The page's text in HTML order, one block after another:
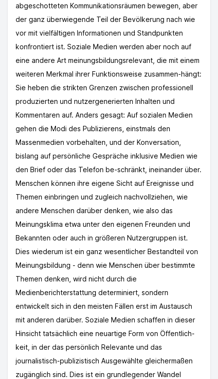
abgeschotteten Kommunikationsräumen bewegen, aber
der ganz überwiegende Teil der Bevölkerung nach wie
vor mit vielfältigen Informationen und Standpunkten
konfrontiert ist. Soziale Medien werden aber noch auf
eine andere Art meinungsbildungsrelevant, die mit einem
weiteren Merkmal ihrer Funktionsweise zusammen-hängt:
Sie heben die strikten Grenzen zwischen professionell
produzierten und nutzergenerierten Inhalten und
Kommentaren auf. Anders gesagt: Auf sozialen Medien
gehen die Modi des Publizierens, einstmals den
Massenmedien vorbehalten, und der Konversation,
bislang auf persönliche Gespräche inklusive Medien wie
den Brief oder das Telefon be-schränkt, ineinander über.
Menschen können ihre eigene Sicht auf Ereignisse und
Themen einbringen und zugleich nachvollziehen, wie
andere Menschen darüber denken, wie also das
Meinungsklima etwa unter den eigenen Freunden und
Bekannten oder auch in größeren Nutzergruppen ist.
Dies wiederum ist ein ganz wesentlicher Bestandteil von
Meinungsbildung - denn wie Menschen über bestimmte
Themen denken, wird nicht durch die
Medienberichterstattung determiniert, sondern
entwickelt sich in den meisten Fällen erst im Austausch
mit anderen darüber. Soziale Medien schaffen in dieser
Hinsicht tatsächlich eine neuartige Form von Öffentlich-
keit, in der das persönlich Relevante und das
journalistisch-publizistisch Ausgewählte gleichermaßen
zugänglich sind. Dies ist ein grundlegender Wandel